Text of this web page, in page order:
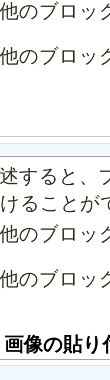
のブロ
のブロ
すると、
ることが
のブロッ
のブロッ
像の貼り